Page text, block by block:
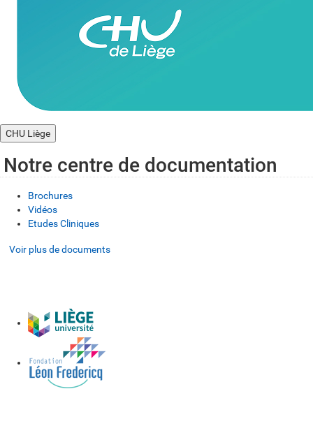
CHU Liège
Notre centre de documentation
Brochures
Vidéos
Etudes Cliniques
Voir plus de documents